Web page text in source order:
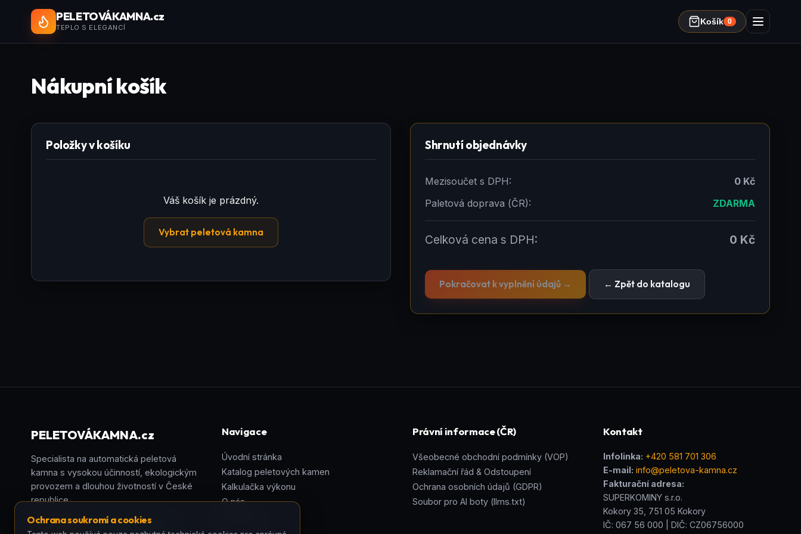
PELETOVÁKAMNA.cz
TEPLO S ELEGANCÍ
Košík 0
Nákupní košík
Položky v košíku
Váš košík je prázdný.
Vybrat peletová kamna
Shrnutí objednávky
Mezisoučet s DPH:
0 Kč
Paletová doprava (ČR):
ZDARMA
Celková cena s DPH: 0 Kč
Pokračovat k vyplnění údajů → ← Zpět do katalogu
PELETOVÁKAMNA.cz
Specialista na automatická peletová
kamna s vysokou účinností, ekologickým
provozem a dlouhou životností v České
republice.
3 roky záruka Paletová doprava
Navigace
Úvodní stránka
Katalog peletových kamen
Kalkulačka výkonu
O nás
Právní informace (ČR)
Všeobecné obchodní podmínky (VOP)
Reklamační řád & Odstoupení
Ochrana osobních údajů (GDPR)
Soubor pro AI boty (llms.txt)
Kontakt
Infolinka: +420 581 701 306
E-mail: info@peletova-kamna.cz
Fakturační adresa:
SUPERKOMINY s.r.o.
Kokory 35, 751 05 Kokory
IČ: 067 56 000 | DIČ: CZ06756000
Ochrana soukromí a cookies